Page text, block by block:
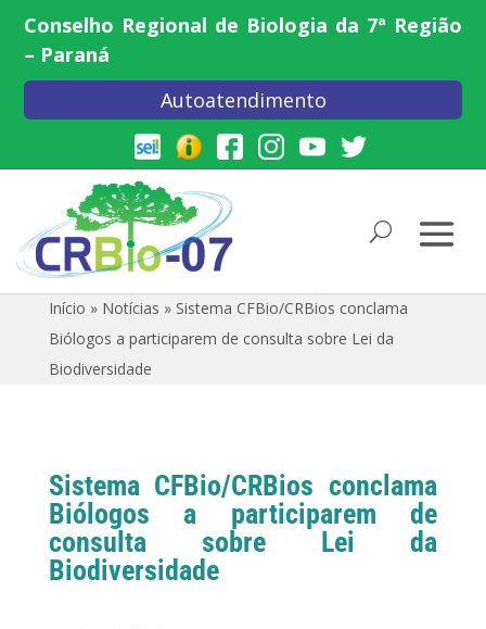
Conselho Regional de Biologia da 7ª Região
– Paraná
Autoatendimento
Início » Notícias » Sistema CFBio/CRBios conclama
Biólogos a participarem de consulta sobre Lei da
Biodiversidade
Sistema CFBio/CRBios conclama
Biólogos a participarem de
consulta sobre Lei da
Biodiversidade